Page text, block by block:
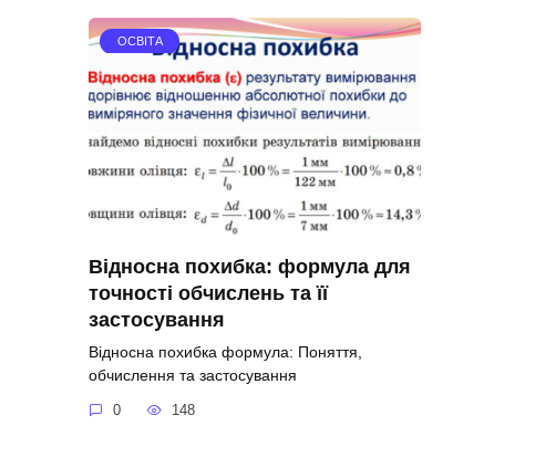
ОСВІТА
Відносна похибка: формула для
точності обчислень та її
застосування
Відносна похибка формула: Поняття,
обчислення та застосування
0 148